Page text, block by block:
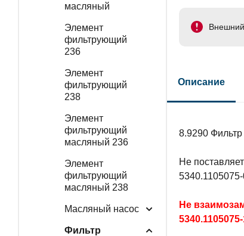
масляный
Элемент
фильтрующий
236
Элемент
фильтрующий
238
Элемент
фильтрующий
масляный 236
Элемент
фильтрующий
масляный 238
Масляный насос
Фильтр
Описание
8.9290
Не
Не